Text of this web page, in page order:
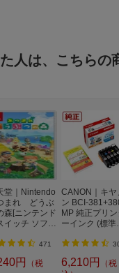
人は、こちらの
堂｜Nintendo
まれ どうぶ
森[ニンテンド
イッチ ソフ
471
円
（税
CANON｜キヤ
ン BCI-
MP 純正プリン
ーインク (標準容
3813805MP]
6,210円
（税